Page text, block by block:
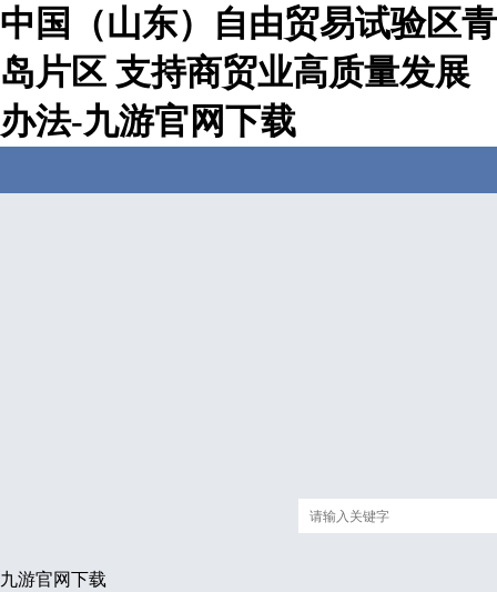
中国（山东）自由贸易试验区青
岛片区 支持商贸业高质量发展
办法-九游官网下载
九游官网下载